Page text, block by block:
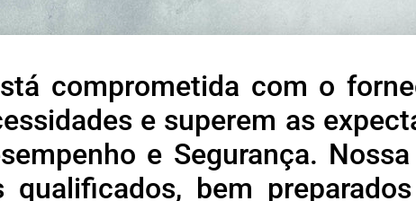
comprometida com o
e superem as
e Segurança.
qualificados, bem